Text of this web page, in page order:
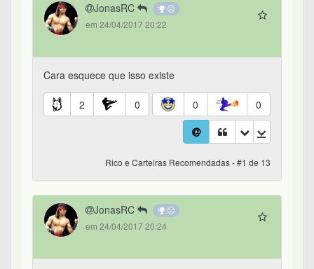
JonasRC
em 24/04/2017 20:22
Cara esquece que isso existe
2 0 0 0
Rico e Carteiras Recomendadas - #1 de 13
JonasRC
em 24/04/2017 20:24